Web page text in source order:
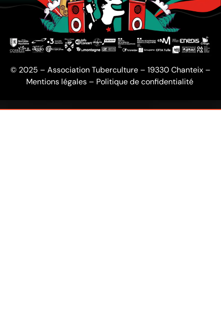
© 2025 – Association Tuberculture – 19330 Chanteix –
Mentions légales– Politique de confidentialité